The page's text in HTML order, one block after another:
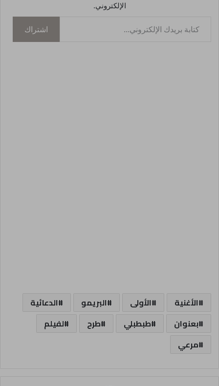
الإلكتروني.
اشتراك
الأغنية الأولى البريمو
الدعائية
بعنوان
طبطبلي طرح
لفيلم
مرعي